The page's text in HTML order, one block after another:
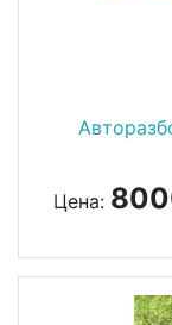
Цена: